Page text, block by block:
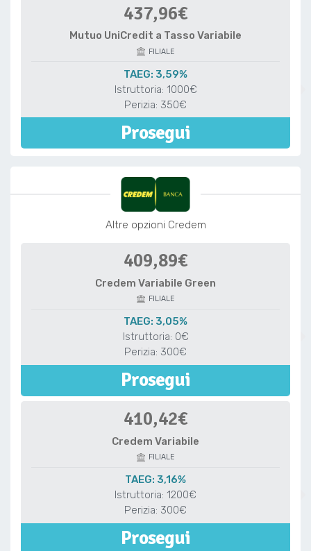
437,96€
Mutuo UniCredit a Tasso Variabile
FILIALE
TAEG: 3,59%
Istruttoria: 1000€
Perizia: 350€
Prosegui
Altre opzioni Credem
409,89€
Credem Variabile Green
FILIALE
TAEG: 3,05%
Istruttoria: 0€
Perizia: 300€
Prosegui
410,42€
Credem Variabile
FILIALE
TAEG: 3,16%
Istruttoria: 1200€
Perizia: 300€
Prosegui